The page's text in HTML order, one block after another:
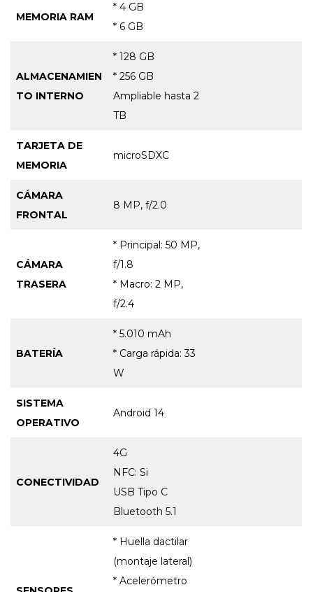
MEMORIA RAM
* 4 GB
* 6 GB
ALMACENAMIEN
TO INTERNO
* 128 GB
* 256 GB
Ampliable hasta 2
TB
TARJETA DE
MEMORIA
microSDXC
CÁMARA
FRONTAL
8 MP, f/2.0
CÁMARA
TRASERA
* Principal: 50 MP,
f/1.8
* Macro: 2 MP,
f/2.4
BATERÍA
* 5.010 mAh
* Carga rápida: 33
W
SISTEMA
OPERATIVO
Android 14
CONECTIVIDAD
4G
NFC: Si
USB Tipo C
Bluetooth 5.1
* Huella dactilar
(montaje lateral)
* Acelerómetro